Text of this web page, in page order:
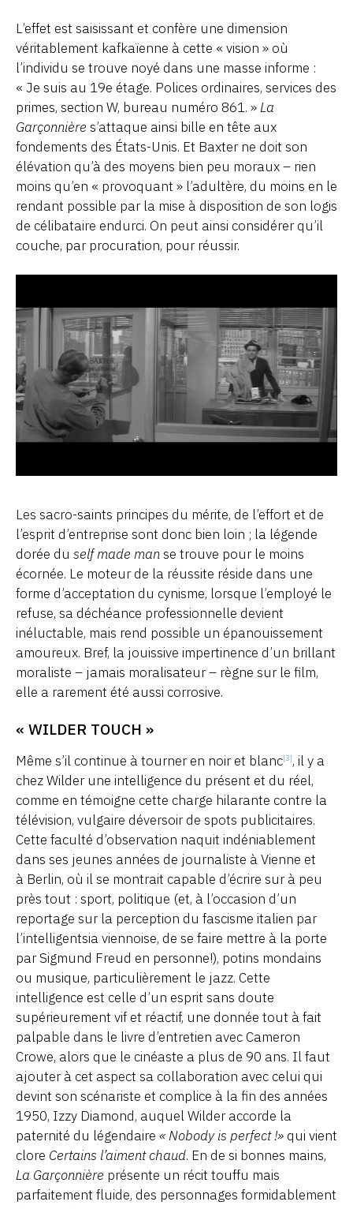
L’effet est saisissant et confère une dimension
véritablement kafkaïenne à cette « vision » où
l’individu se trouve noyé dans une masse informe :
« Je suis au 19e étage. Polices ordinaires, services des
primes, section W, bureau numéro 861. »La
Garçonnière s’attaque ainsi bille en tête aux
fondements des États-Unis. Et Baxter ne doit son
élévation qu’à des moyens bien peu moraux – rien
moins qu’en « provoquant » l’adultère, du moins en le
rendant possible par la mise à disposition de son logis
de célibataire endurci. On peut ainsi considérer qu’il
couche, par procuration, pour réussir.
Les sacro-saints principes du mérite, de l’effort et de
l’esprit d’entreprise sont donc bien loin ; la légende
dorée du self made manse trouve pour le moins
écornée. Le moteur de la réussite réside dans une
forme d’acceptation du cynisme, lorsque l’employé le
refuse, sa déchéance professionnelle devient
inéluctable, mais rend possible un épanouissement
amoureux. Bref, la jouissive impertinence d’un brillant
moraliste – jamais moralisateur – règne sur le film,
elle a rarement été aussi corrosive.
« WILDER TOUCH »
Même s’il continue à tourner en noir et blanc[3], il y a
chez Wilder une intelligence du présent et du réel,
comme en témoigne cette charge hilarante contre la
télévision, vulgaire déversoir de spots publicitaires.
Cette faculté d’observation naquit indéniablement
dans ses jeunes années de journaliste à Vienne et
à Berlin, où il se montrait capable d’écrire sur à peu
près tout : sport, politique (et, à l’occasion d’un
reportage sur la perception du fascisme italien par
l’intelligentsia viennoise, de se faire mettre à la porte
par Sigmund Freud en personne!), potins mondains
ou musique, particulièrement le jazz. Cette
intelligence est celle d’un esprit sans doute
supérieurement vif et réactif, une donnée tout à fait
palpable dans le livre d’entretien avec Cameron
Crowe, alors que le cinéaste a plus de 90 ans. Il faut
ajouter à cet aspect sa collaboration avec celui qui
devint son scénariste et complice à la fin des années
1950, Izzy Diamond, auquel Wilder accorde la
paternité du légendaire « Nobody is perfect !» qui vient
clore Certains l’aiment chaud. En de si bonnes mains,
La Garçonnière présente un récit touffu mais
parfaitement fluide, des personnages formidablement